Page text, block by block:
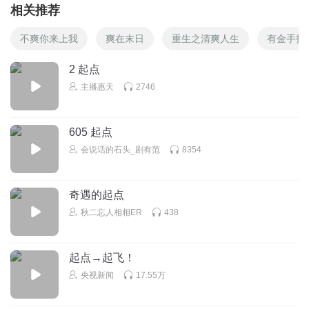
相关推荐
不爽你来上我 爽在末日 重生之清爽人生 有金手指
2 起点
主播惠天 2746
605 起点
会说话的石头_剧有范 8354
奇遇的起点
秋二忘人相相ER 438
起点→起飞！
央视新闻 17.55万